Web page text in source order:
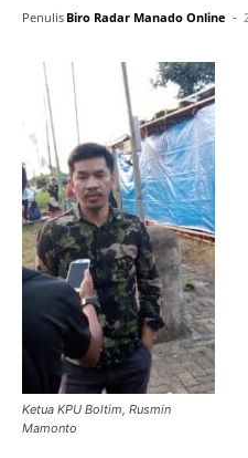
Penulis Biro Radar Manado Online -
Ketua KPU Boltim, Rusmin
Mamonto